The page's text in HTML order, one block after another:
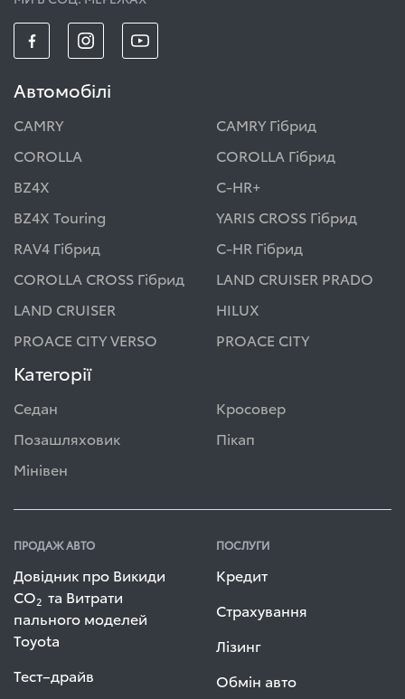
Автомобілі
CAMRY
CAMRY Гібрид
COROLLA
COROLLA Гібрид
BZ4X
C-HR+
BZ4X Touring
YARIS CROSS Гібрид
RAV4 Гібрид
C-HR Гібрид
COROLLA CROSS Гібрид
LAND CRUISER PRADO
LAND CRUISER
HILUX
PROACE CITY VERSO
PROACE CITY
Категорії
Седан
Кросовер
Позашляховик
Пікап
Мінівен
ПРОДАЖ АВТО
Довідник про Викиди
СО2 та Витрати
пального моделей
Toyota
Тест–драйв
ПОСЛУГИ
Кредит
Страхування
Лізинг
Обмін авто